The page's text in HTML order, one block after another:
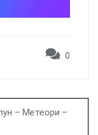
0
– Метеори –